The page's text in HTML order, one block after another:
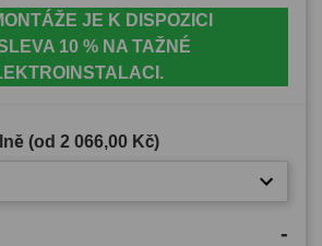
JE K DISPOZICI
10 % NA TAŽNÉ
(od 2 066,00 Kč)
-